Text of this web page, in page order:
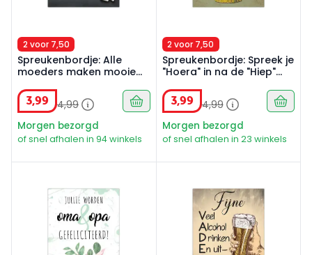
2 voor 7,50
Spreukenbordje: Alle
moeders maken mooie
moest natuurlijk weer
overdrijven!
3,99 4,99
Morgen bezorgd
of snel afhalen in 94 winkels
2 voor 7,50
Spreukenbordje: Spreek je
"Hoera" in na de "Hiep"
Tekstbord
3,99 4,99
Morgen bezorgd
of snel afhalen in 23 winkels